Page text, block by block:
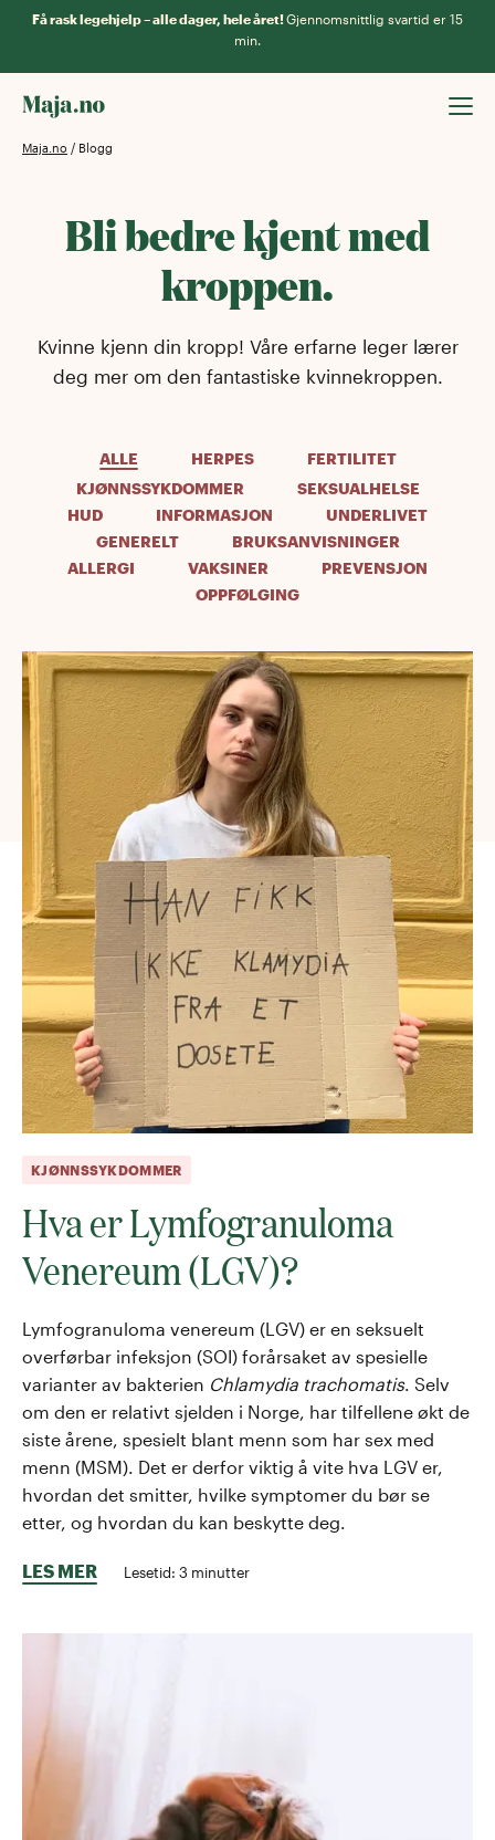
Få rask legehjelp – alle dager, hele året!Gjennomsnittlig svartid er 15
min.
Maja.no / Blogg
Bli bedre kjent med
kroppen.
Kvinne kjenn din kropp! Våre erfarne leger lærer
deg mer om den fantastiske kvinnekroppen.
ALLE HERPES
FERTILITET
KJØNNSSYKDOMMER
SEKSUALHELSE
HUD
INFORMASJON
UNDERLIVET
GENERELT
BRUKSANVISNINGER
ALLERGI
VAKSINER
PREVENSJON
OPPFØLGING
KJØNNSSYKDOMMER
Hva er Lymfogranuloma
Venereum (LGV)?
Lymfogranuloma venereum (LGV) er en seksuelt
overførbar infeksjon (SOI) forårsaket av spesielle
varianter av bakterien Chlamydia trachomatis. Selv
om den er relativt sjelden i Norge, har tilfellene økt de
siste årene, spesielt blant menn som har sex med
menn (MSM). Det er derfor viktig å vite hva LGV er,
hvordan det smitter, hvilke symptomer du bør se
etter, og hvordan du kan beskytte deg.
LES MER Lesetid: 3 minutter